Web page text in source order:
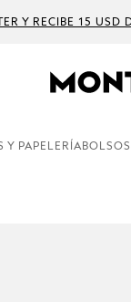
Y RECIBE 15
Y PAPELERÍABOLSOS